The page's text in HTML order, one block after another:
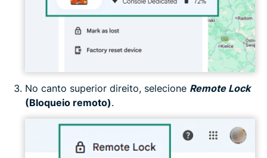
No canto superior direito, selecione Remote Lock
(Bloqueio remoto).